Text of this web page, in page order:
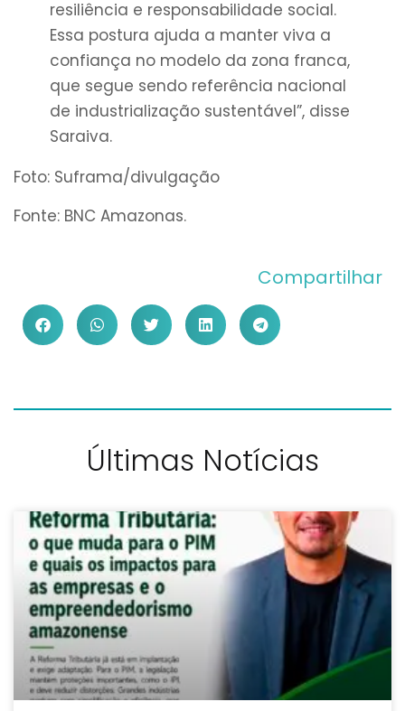
resiliência e responsabilidade social.
Essa postura ajuda a manter viva a
confiança no modelo da zona franca,
que segue sendo referência nacional
de industrialização sustentável”, disse
Saraiva.
Foto: Suframa/divulgação
Fonte: BNC Amazonas.
Compartilhar
Últimas Notícias